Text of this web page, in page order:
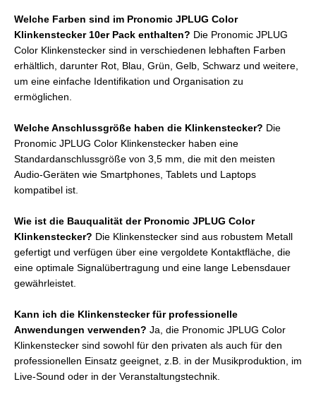
Welche Farben sind im Pronomic JPLUG Color
Klinkenstecker 10er Pack enthalten? Die Pronomic JPLUG
Color Klinkenstecker sind in verschiedenen lebhaften Farben
erhältlich, darunter Rot, Blau, Grün, Gelb, Schwarz und weitere,
um eine einfache Identifikation und Organisation zu
ermöglichen.
Welche Anschlussgröße haben die Klinkenstecker? Die
Pronomic JPLUG Color Klinkenstecker haben eine
Standardanschlussgröße von 3,5 mm, die mit den meisten
Audio-Geräten wie Smartphones, Tablets und Laptops
kompatibel ist.
Wie ist die Bauqualität der Pronomic JPLUG Color
Klinkenstecker? Die Klinkenstecker sind aus robustem Metall
gefertigt und verfügen über eine vergoldete Kontaktfläche, die
eine optimale Signalübertragung und eine lange Lebensdauer
gewährleistet.
Kann ich die Klinkenstecker für professionelle
Anwendungen verwenden? Ja, die Pronomic JPLUG Color
Klinkenstecker sind sowohl für den privaten als auch für den
professionellen Einsatz geeignet, z.B. in der Musikproduktion, im
Live-Sound oder in der Veranstaltungstechnik.